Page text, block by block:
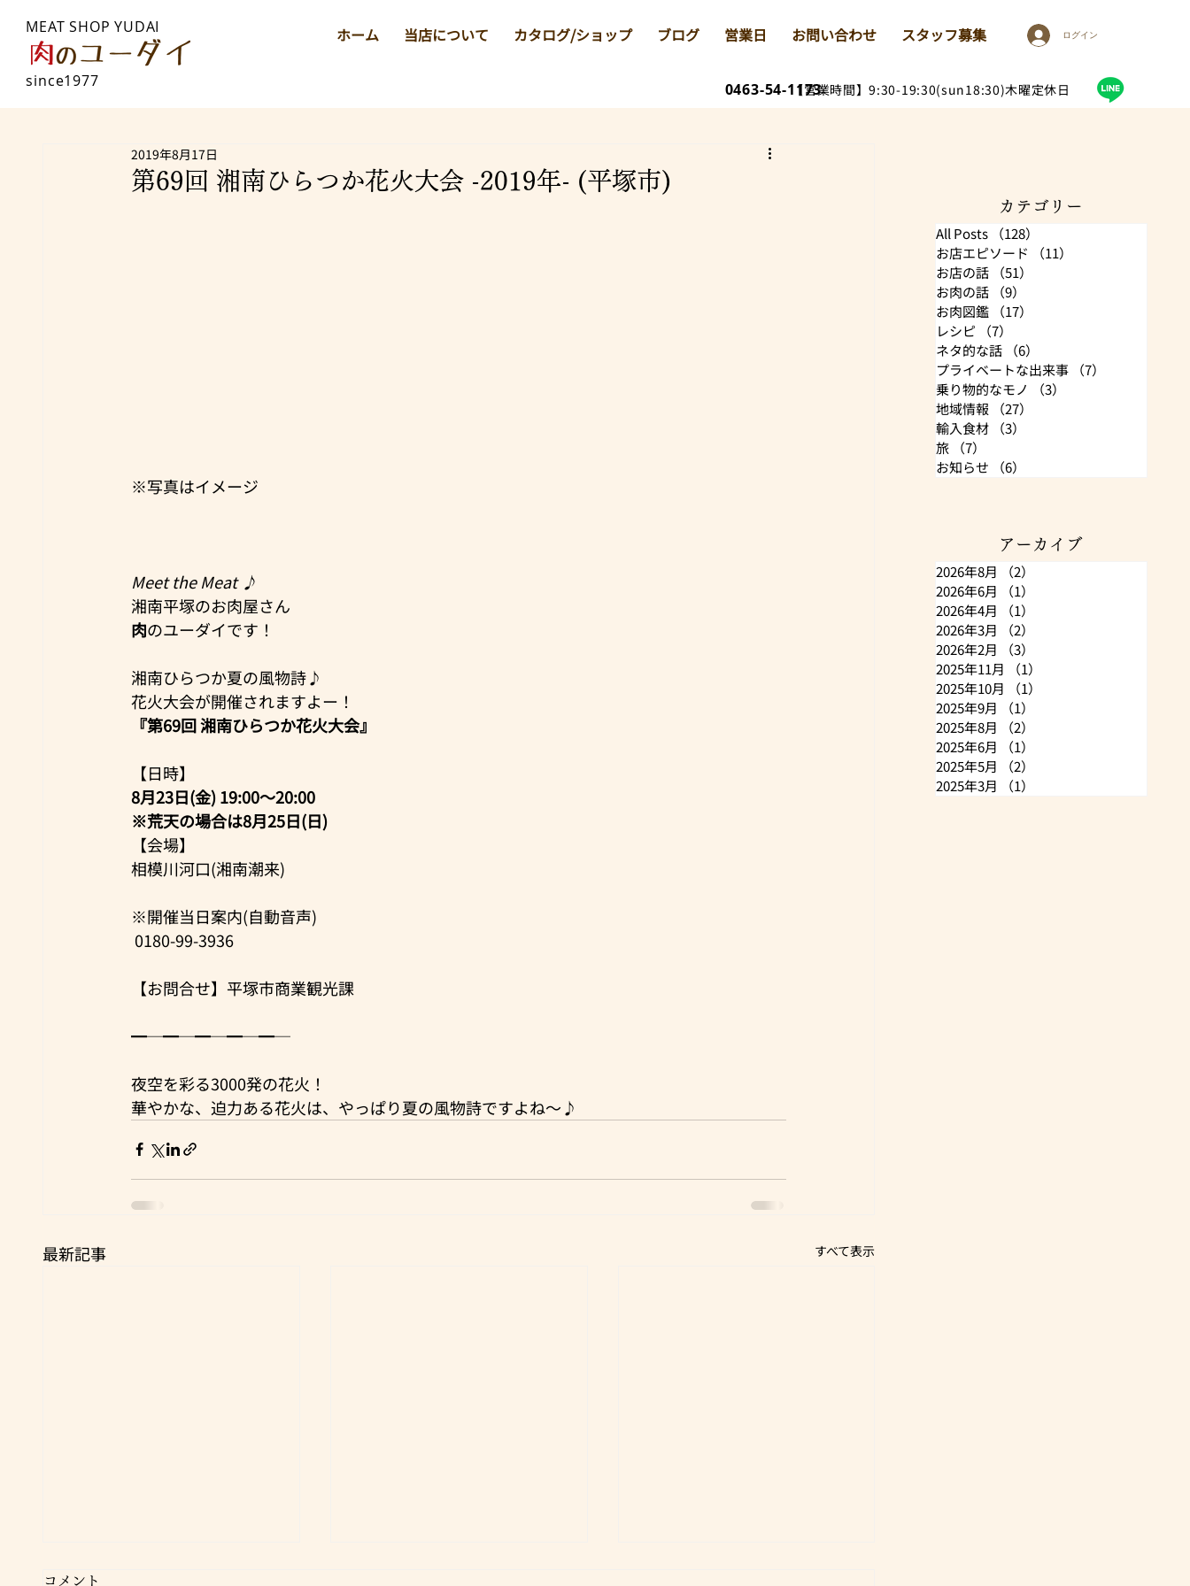
0463-54-1173【営業時間】9:30-19:30(sun18:30)木曜定休日
MEAT SHOP YUDAI
since1977
ホーム 当店について カタログ/ショップ ブログ 営業日 お問い合わせ スタッフ募集 ログイン
第69回 湘南ひらつか花火大会 -2019年- (平塚市)
2019年8月17日
※写真はイメージ
Meet the Meat ♪
湘南平塚のお肉屋さん
肉のユーダイです！
湘南ひらつか夏の風物詩♪
花火大会が開催されますよー！
『第69回 湘南ひらつか花火大会』
【日時】
8月23日(金) 19:00～20:00
※荒天の場合は8月25日(日)
【会場】
相模川河口(湘南潮来)
※開催当日案内(自動音声)
0180-99-3936
【お問合せ】平塚市商業観光課
━─━─━─━─━─
夜空を彩る3000発の花火！
華やかな、迫力ある花火は、やっぱり夏の風物詩ですよね～♪
最新記事 すべて表示
コメント
カテゴリー
All Posts （128）
お店エピソード
（11）
お店の話
（51）
お肉の話
（9）
お肉図鑑
（17）
レシピ
（7）
ネタ的な話
（6）
プライベートな出来事
（7）
乗り物的なモノ
（3）
地域情報
（27）
輸入食材
（3）
旅
（7）
お知らせ
（6）
アーカイブ
2026年8月 （2）
2026年6月
（1）
2026年4月
（1）
2026年3月
（2）
2026年2月
（3）
2025年11月
（1）
2025年10月
（1）
2025年9月
（1）
2025年8月
（2）
2025年6月
（1）
2025年5月
（2）
2025年3月
（1）